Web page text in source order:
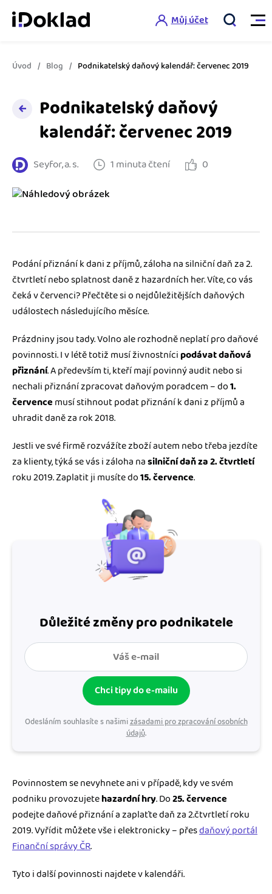
Online fakturace
Správa kontaktů
Hlídání cashflow
Spolupráce s účetní
Spřátelené účetní
Katalog doplňků
Ceník
Nápověda
Jak se vyznat ve fakturaci
Blog
mini akademie
Fakturační poradna
Šablony faktur
Šablona pro plátce DPH
Šablona pro neplátce DPH
Můj účet
Úvod Blog Podnikatelský daňový kalendář: červenec 2019
Podnikatelský daňový
kalendář: červenec 2019
Seyfor, a. s. 1 minuta čtení 0
Podání přiznání k dani z příjmů, záloha na silniční daň za 2.
čtvrtletí nebo splatnost daně z hazardních her. Víte, co vás
čeká v červenci? Přečtěte si o nejdůležitějších daňových
událostech následujícího měsíce.
Prázdniny jsou tady. Volno ale rozhodně neplatí pro daňové
povinnosti. I v létě totiž musí živnostnícipodávat daňová
přiznání. A především ti, kteří mají povinný audit nebo si
nechali přiznání zpracovat daňovým poradcem – do1.
červencemusí stihnout podat přiznání k dani z příjmů a
uhradit daně za rok 2018.
Jestli ve své firmě rozvážíte zboží autem nebo třeba jezdíte
za klienty, týká se vás i záloha nasilniční daň za 2. čtvrtletí
roku 2019. Zaplatit ji musíte do15. července.
Důležité změny pro podnikatele
Chci tipy do e-mailu
Odesláním souhlasíte s našimizásadami pro zpracování osobních
údajů.
Povinnostem se nevyhnete ani v případě, kdy ve svém
podniku provozujetehazardní hry. Do25. července
podejte daňové přiznání a zaplaťte daň za 2.čtvrtletí roku
2019. Vyřídit můžete vše i elektronicky – přesdaňový portál
Finanční správy ČR.
Tyto i další povinnosti najdete v kalendáři.